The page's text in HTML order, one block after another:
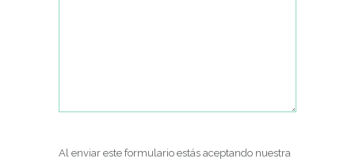
Al enviar este formulario estás aceptando nuestra